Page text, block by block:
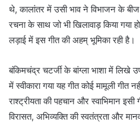
थे, कालांतर में उसी भाव ने विभाजन के
रचना के साथ जो भी खिलावाड़ किया गया
लड़ाई में इस गीत की अहम् भूमिका रही है।
बंकिमचंद्र चटर्जी के बांग्ला भाशा में लिखे
में स्वीकारा गया यह गीत कोई मामूली गीत
राश्ट्रीयता की पहचान और स्वाभिमान
विरासत, अभिव्यक्ति की स्वतंत्रता और